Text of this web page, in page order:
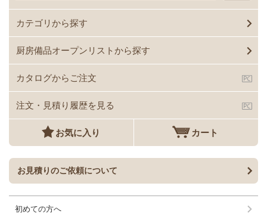
カテゴリから探す
厨房備品オープンリストから探す
カタログからご注文
注文・見積り履歴を見る
お気に入り カート
お見積りのご依頼について
初めての方へ